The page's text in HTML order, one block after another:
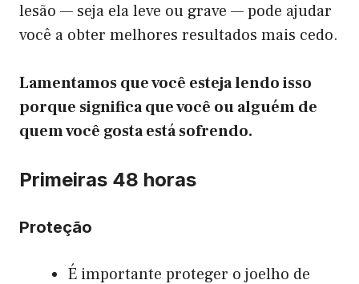
lesão — seja ela leve ou grave — pode ajudar
você a obter melhores resultados mais cedo.
Lamentamos que você esteja lendo isso
porque significa que você ou alguém de
quem você gosta está sofrendo.
Primeiras 48 horas
Proteção
É importante proteger o joelho de